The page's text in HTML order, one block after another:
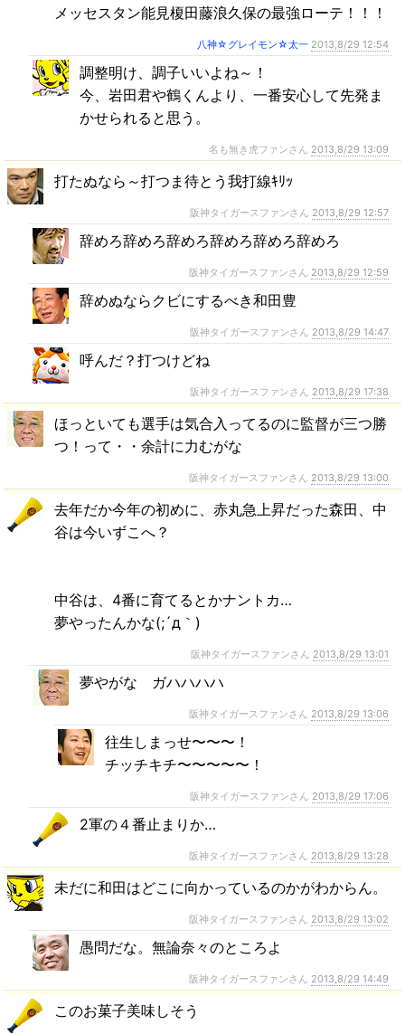
メッセスタン能見榎田藤浪久保の最強ローテ！！！
八神☆グレイモン☆太一 2013,8/29 12:54
調整明け、調子いいよね～！
今、岩田君や鶴くんより、一番安心して先発ま
かせられると思う。
名も無き虎ファンさん 2013,8/29 13:09
打たぬなら～打つま待とう我打線ｷﾘｯ
阪神タイガースファンさん 2013,8/29 12:57
辞めろ辞めろ辞めろ辞めろ辞めろ辞めろ
阪神タイガースファンさん 2013,8/29 12:59
辞めぬならクビにするべき和田豊
阪神タイガースファンさん 2013,8/29 14:47
呼んだ？打つけどね
阪神タイガースファンさん 2013,8/29 17:38
ほっといても選手は気合入ってるのに監督が三つ勝
つ！って・・余計に力むがな
阪神タイガースファンさん 2013,8/29 13:00
去年だか今年の初めに、赤丸急上昇だった森田、中
谷は今いずこへ？
中谷は、4番に育てるとかナントカ…
夢やったんかな(;´д｀)
阪神タイガースファンさん 2013,8/29 13:01
夢やがな ガハハハハ
阪神タイガースファンさん 2013,8/29 13:06
往生しまっせ〜〜〜！
チッチキチ〜〜〜〜〜！
阪神タイガースファンさん 2013,8/29 17:06
2軍の４番止まりか…
阪神タイガースファンさん 2013,8/29 13:28
未だに和田はどこに向かっているのかがわからん。
阪神タイガースファンさん 2013,8/29 13:02
愚問だな。無論奈々のところよ
阪神タイガースファンさん 2013,8/29 14:49
このお菓子美味しそう